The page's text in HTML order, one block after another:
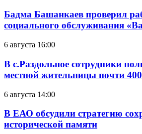
Бадма Башанкаев проверил
социального обслуживания
6 августа 16:00
В с.Раздольное сотрудники
местной жительницы почти
6 августа 14:00
В ЕАО обсудили стратегию
исторической памяти